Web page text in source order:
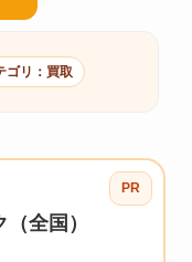
ゴリ：買取
PR
全国）